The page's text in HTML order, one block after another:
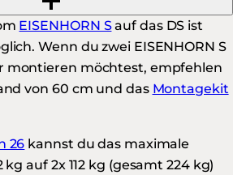
EISENHORN Sauf das DS ist
Wenn du zwei EISENHORN S
montieren möchtest, empfehlen
von 60 cm und das Montagekit
26 kannst du das maximale
kg auf 2x 112 kg (gesamt 224 kg)